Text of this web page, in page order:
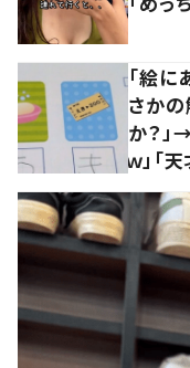
「絵
さか
か？」
ｗ」「